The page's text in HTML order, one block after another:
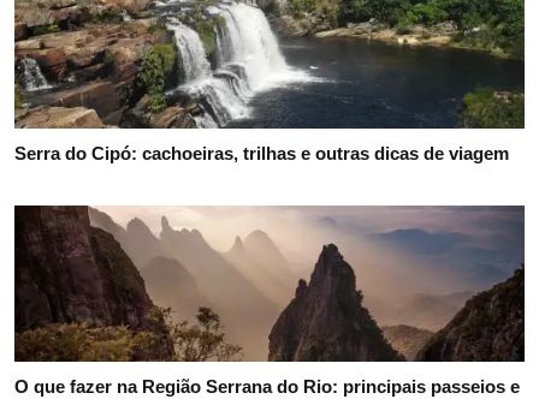
Serra do Cipó: cachoeiras, trilhas e outras dicas de viagem
O que fazer na Região Serrana do Rio: principais passeios e